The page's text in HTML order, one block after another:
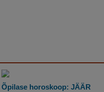
Õpilase horoskoop: JÄÄR